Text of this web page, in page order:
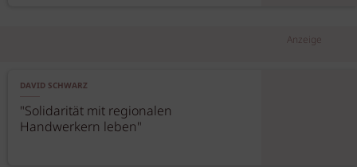
Anzeige
DAVID SCHWARZ
"Solidarität mit regionalen
Handwerkern leben"